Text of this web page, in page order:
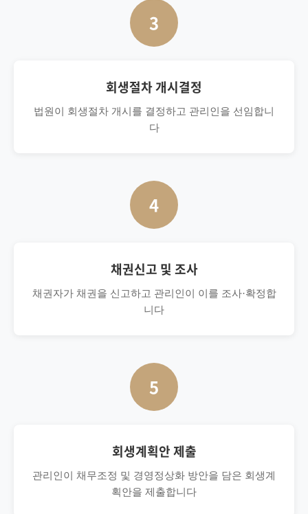
3
회생절차 개시결정
법원이 회생절차 개시를 결정하고 관리인을 선임합니
다
4
채권신고 및 조사
채권자가 채권을 신고하고 관리인이 이를 조사·확정합
니다
5
회생계획안 제출
관리인이 채무조정 및 경영정상화 방안을 담은 회생계
획안을 제출합니다